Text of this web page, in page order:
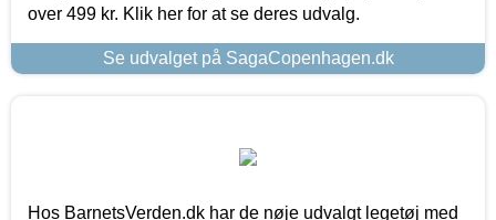
over 499 kr. Klik her for at se deres udvalg.
Se udvalget på SagaCopenhagen.dk
Hos BarnetsVerden.dk har de nøje udvalgt legetøj med